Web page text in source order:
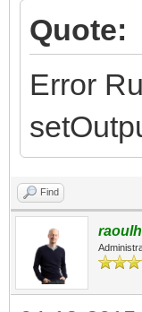
Quote:
Error
Find
raoulh